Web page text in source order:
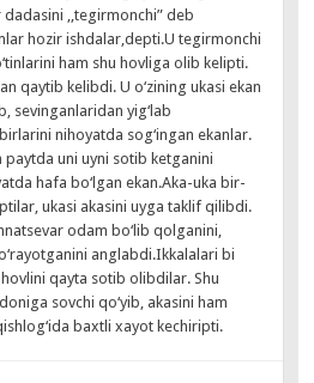
dadasini ,,tegirmonchi” deb
hozir ishdalar,depti.U tegirmonchi
ham shu hovliga olib kelipti.
qaytib kelibdi. U o‘zining ukasi ekan
sevinganlaridan yig‘lab
nihoyatda sog‘ingan ekanlar.
paytda uni uyni sotib ketganini
hafa bo‘lgan ekan.Aka-uka bir-
ukasi akasini uyga taklif qilibdi.
odam bo‘lib qolganini,
anglabdi.Ikkalalari bi
qayta sotib olibdilar. Shu
sovchi qo‘yib, akasini ham
baxtli xayot kechiripti.